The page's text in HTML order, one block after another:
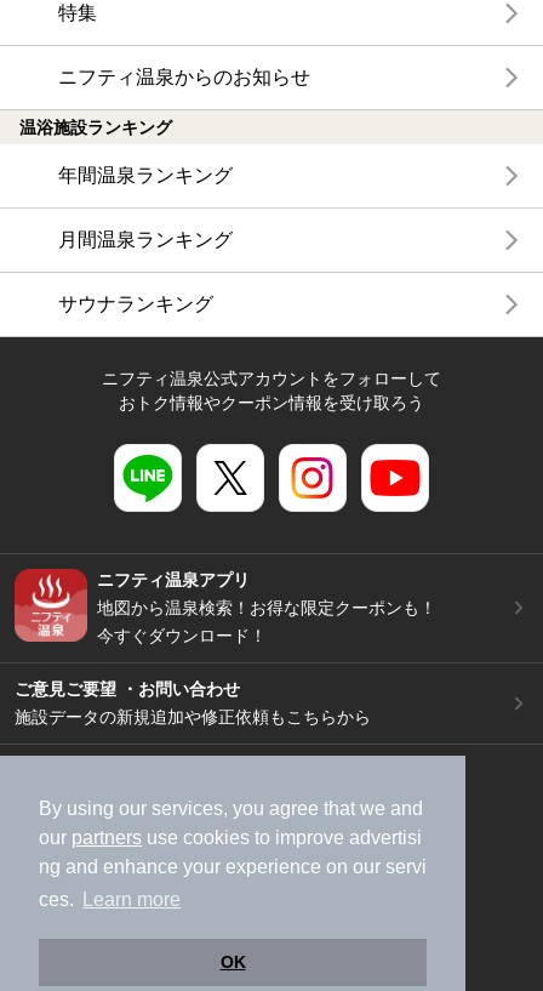
By using our services, you agree that we and
our partners use cookies to improve advertisi
ng and enhance your experience on our servi
ces.
Learn more
OK
特集
ニフティ温泉からのお知らせ
温浴施設ランキング
年間温泉ランキング
月間温泉ランキング
サウナランキング
ニフティ温泉公式アカウントをフォローして
おトク情報やクーポン情報を受け取ろう
ニフティ温泉アプリ
地図から温泉検索！お得な限定クーポンも！
今すぐダウンロード！
ご意見ご要望 ・お問い合わせ
施設データの新規追加や修正依頼もこちらから
加盟店募集（資料請求）
広告出稿のご案内
利用規約
ライフスタイルMEMBERS+規約
特定商取引法に基づく表記
ヘルプ
採用情報
運営会社